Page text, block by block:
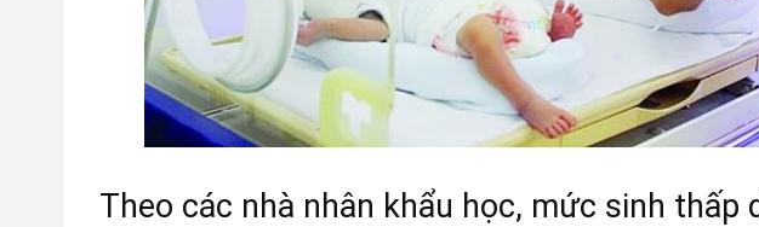
Theo các nhà nhân khẩu học, mức sinh thấp